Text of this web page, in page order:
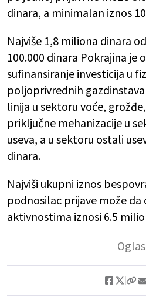
dinara, a minimalan iznos
Najviše 1,8 miliona dinara
100.000 dinara Pokrajina je
sufinansiranje investicija u
poljoprivrednih
linija u sektoru voće,
priključne mehanizacije u
useva, a u sektoru ostali
dinara.
Najviši ukupni iznos
podnosilac prijave može da
aktivnostima iznosi 6.5